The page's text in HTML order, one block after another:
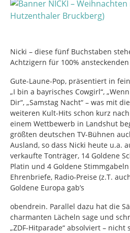
Nicki – diese fünf Buchstaben
Achtzigern für 100% ansteckenden
Gute-Laune-Pop, präsentiert in
„I bin a bayrisches Cowgirl“,
Dir“, „Samstag Nacht“ – was mit
weiteren Kult-Hits schon kurz
einem Wettbewerb in Landshut
größten deutschen TV-Bühnen
Ausland, so dass Nicki heute u.a.
verkaufte Tonträger, 14 Goldene
Platin und 4 Goldene
Ehrenbriefe, Radio-Preise (z.T.
Goldene Europa gab’s
obendrein. Parallel dazu hat die
charmanten Lächeln sage und
„ZDF-Hitparade“ absolviert –